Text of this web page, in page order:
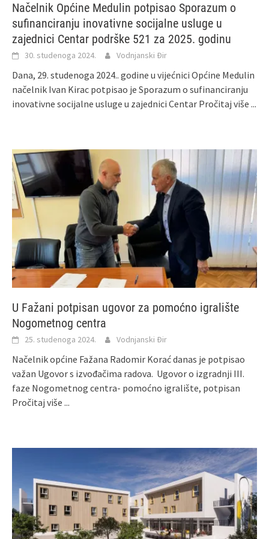
Načelnik Općine Medulin potpisao Sporazum o
sufinanciranju inovativne socijalne usluge u
zajednici Centar podrške 521 za 2025. godinu
30. studenoga 2024. Vodnjanski Đir
Dana, 29. studenoga 2024.. godine u vijećnici Općine Medulin
načelnik Ivan Kirac potpisao je Sporazum o sufinanciranju
inovativne socijalne usluge u zajednici Centar Pročitaj više ...
U Fažani potpisan ugovor za pomoćno igralište
Nogometnog centra
25. studenoga 2024. Vodnjanski Đir
Načelnik općine Fažana Radomir Korać danas je potpisao
važan Ugovor s izvođačima radova. Ugovor o izgradnji III.
faze Nogometnog centra- pomoćno igralište, potpisan
Pročitaj više ...